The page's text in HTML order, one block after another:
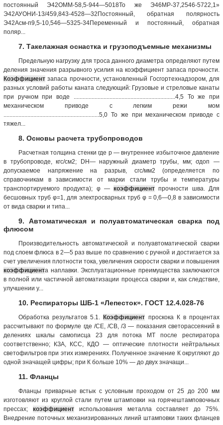
постоянный Э42ОММ-58,5-944—5018То же Э46МР-37,2546-5722,1»
Э42АУОНИ-13/459,843-4528—32Постоянный, обратная полярность
Э42Асм-п9,5-10,546—5325-34Переменный и постоянный, обратная
поляр...
7. Такелажная оснастка и грузоподъемные механизмы
Предельную нагрузку для троса данного диаметра определяют путем
деления значения разрывного усилия на коэффициент запаса прочности.
Коэффициент запаса прочности, установленный Госгортехнадзором, для
разных условий работы каната следующий: Грузовые и стреловые канаты
при ручном при воде ....................................................................4,5 То же при
механическом приводе с легким режи мом
................................................................5,0 То же при механическом приводе с
тяжел...
8. Основы расчета трубопроводов
Расчетная толщина стенки где р — внутреннее избыточное давление
в трубопроводе, кгс/см2; DH— наружный диаметр трубы, мм; σдоп —
допускаемое напряжение на разрыв, сгс/мм2 (определяется по
справочникам в зависимости от марки стали трубы и температуры
транспортируемого продукта); φ —коэффициент прочности шва. Для
бесшовных труб φ=1, для электросварных труб φ = 0,6—0,8 в зависимости
от вида сварки и типа...
9. Автоматическая и полуавтоматическая сварка под
флюсом
Производительность автоматической и полуавтоматической сварки
под слоем флюса в 2—5 раз выше по сравнению с ручной и достигается за
счет увеличения плотности тока, увеличения скорости сварки и повышения
коэффициента наплавки. Эксплуатационные преимущества заключаются
в полной или частичной автоматизации процесса сварки и, как следствие,
улучшении у...
10. Респираторы ШБ-1 «Лепесток». ГОСТ 12.4.028-76
Обработка результатов 5.1.Коэффициент проскока К в процентах
рассчитывают по формуле где /СЕ, /СВ, /З — показания светорассеяний в
делениях шкалы самописца 23 для потока МТ после респиратора
соответственно; КЗА, КСС, КДО — оптические плотности нейтральных
светофильтров при этих измерениях. Полученное значение К округляют до
одной значащей цифры; при К больше 10% — до двух значащи...
11. Фланцы
Фланцы приварные встык с условным проходом от 25 до 200 мм
изготовляют из круглой стали путем штамповки на горячештамповочных
прессах; коэффициентиспользования металла составляет до 75%.
Внедрение поточных механизированных линий штамповки таких фланцев